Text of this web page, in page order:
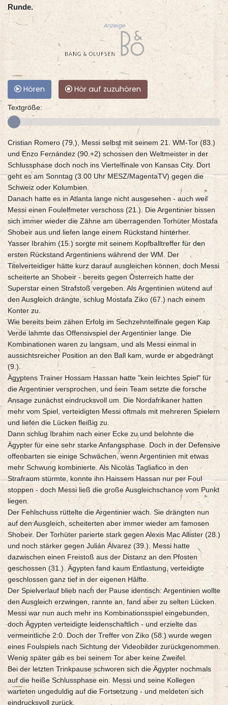
Runde.
Anzeige
Hören Hör auf zuzuhören
Textgröße:
Cristian Romero (79.), Messi selbst mit seinem 21. WM-Tor (83.)
und Enzo Fernández (90.+2) schossen den Weltmeister in der
Schlussphase doch noch ins Viertelfinale von Kansas City. Dort
geht es am Sonntag (3.00 Uhr MESZ/MagentaTV) gegen die
Schweiz oder Kolumbien.
Danach hatte es in Atlanta lange nicht ausgesehen - auch weil
Messi einen Foulelfmeter verschoss (21.). Die Argentinier bissen
sich immer wieder die Zähne am überragenden Torhüter Mostafa
Shobeir aus und liefen lange einem Rückstand hinterher.
Yasser Ibrahim (15.) sorgte mit seinem Kopfballtreffer für den
ersten Rückstand Argentiniens während der WM. Der
Titelverteidiger hätte kurz darauf ausgleichen können, doch Messi
scheiterte an Shobeir - bereits gegen Österreich hatte der
Superstar einen Strafstoß vergeben. Als Argentinien wütend auf
den Ausgleich drängte, schlug Mostafa Ziko (67.) nach einem
Konter zu.
Wie bereits beim zähen Erfolg im Sechzehntelfinale gegen Kap
Verde lahmte das Offensivspiel der Argentinier lange. Die
Kombinationen waren zu langsam, und als Messi einmal in
aussichtsreicher Position an den Ball kam, wurde er abgedrängt
(9.).
Ägyptens Trainer Hossam Hassan hatte "kein leichtes Spiel" für
die Argentinier versprochen, und sein Team setzte die forsche
Ansage zunächst eindrucksvoll um. Die Nordafrikaner hatten
mehr vom Spiel, verteidigten Messi oftmals mit mehreren Spielern
und liefen die Lücken fleißig zu.
Dann schlug Ibrahim nach einer Ecke zu und belohnte die
Ägypter für eine sehr starke Anfangsphase. Doch in der Defensive
offenbarten sie einige Schwächen, wenn Argentinien mit etwas
mehr Schwung kombinierte. Als Nicolás Tagliafico in den
Strafraum stürmte, konnte ihn Haissem Hassan nur per Foul
stoppen - doch Messi ließ die große Ausgleichschance vom Punkt
liegen.
Der Fehlschuss rüttelte die Argentinier wach. Sie drängten nun
auf den Ausgleich, scheiterten aber immer wieder am famosen
Shobeir. Der Torhüter parierte stark gegen Alexis Mac Allister (28.)
und noch stärker gegen Julián Álvarez (39.). Messi hatte
dazwischen einen Freistoß aus der Distanz an den Pfosten
geschossen (31.). Ägypten fand kaum Entlastung, verteidigte
geschlossen ganz tief in der eigenen Hälfte.
Der Spielverlauf blieb nach der Pause identisch: Argentinien wollte
den Ausgleich erzwingen, rannte an, fand aber zu selten Lücken.
Messi war nun auch mehr ins Kombinationsspiel eingebunden,
doch Ägypten verteidigte leidenschaftlich - und erzielte das
vermeintliche 2:0. Doch der Treffer von Ziko (58.) wurde wegen
eines Foulspiels nach Sichtung der Videobilder zurückgenommen.
Wenig später gab es bei seinem Tor aber keine Zweifel.
Bei der letzten Trinkpause schworen sich die Ägypter nochmals
auf die heiße Schlussphase ein. Messi und seine Kollegen
warteten ungeduldig auf die Fortsetzung - und meldeten sich
eindrucksvoll zurück.